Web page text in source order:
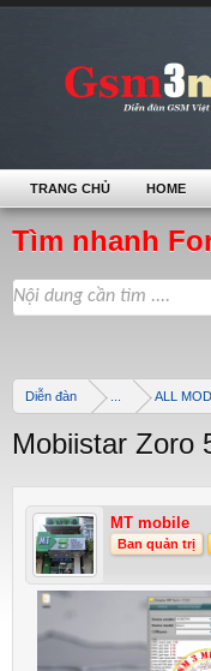
Tìm nhanh
Diễn đàn ALL
Mobiistar Zoro
MT mobile
Ban quản trị
TRANG CHỦ HOME